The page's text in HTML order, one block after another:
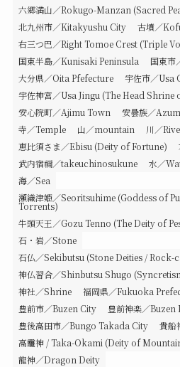
六郷満山／Rokugo-Manzan (Sacred
北九州市／Kitakyushu City
古墳／
右三つ巴／Right Tomoe Crest (Triple
国東半島／Kunisaki Peninsula
国東
大分県／Oita Pfefecture
宇佐市／Usa
宇佐神宮／Usa Jingu (The Head
安心院町／Ajimu Town
安曇族／
寺／Temple
山／mountain
川／
恵比須さま／Ebisu (Deity of Fortune)
武内宿禰／takeuchinosukune
水／
海／Sea
瀬織津姫／Seoritsuhime (Goddess of
Torrents)
牛頭天王／Gozu Tenno (The Deity of
石・岩／Stone
石仏／Sekibutsu (Stone Deities / Rock-
神仏習合／Shinbutsu Shugo
神社／Shrine
福岡県／Fukuoka
豊前市／Buzen City
豊前神楽／Buzen
豊後高田市／Bungo Takada City
貴船
高龗神 / Taka-Okami (Deity of
龍神／Dragon Deity